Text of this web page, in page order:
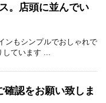
。店頭に並んでい
ンもシンプルでおしゃれで
しています ...
確認をお願い致しま